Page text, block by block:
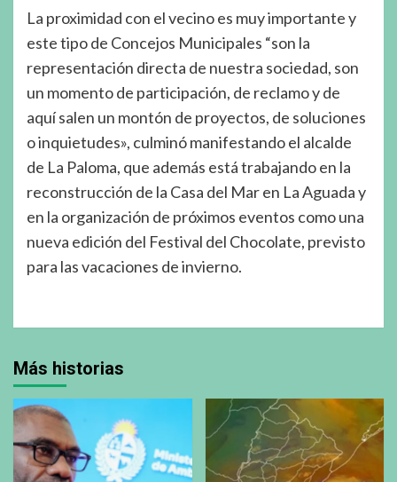
La proximidad con el vecino es muy importante y
este tipo de Concejos Municipales “son la
representación directa de nuestra sociedad, son
un momento de participación, de reclamo y de
aquí salen un montón de proyectos, de soluciones
o inquietudes», culminó manifestando el alcalde
de La Paloma, que además está trabajando en la
reconstrucción de la Casa del Mar en La Aguada y
en la organización de próximos eventos como una
nueva edición del Festival del Chocolate, previsto
para las vacaciones de invierno.
Más historias